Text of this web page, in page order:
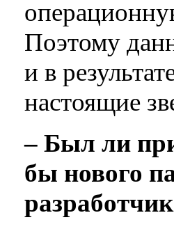
Поэтому
и в
настоящие
– Был ли
бы нового